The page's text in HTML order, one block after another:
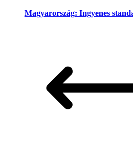
Magyarország: Ingyenes